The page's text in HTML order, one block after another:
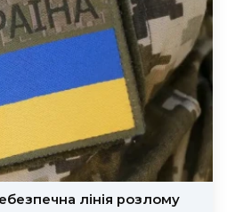
лінія розлому